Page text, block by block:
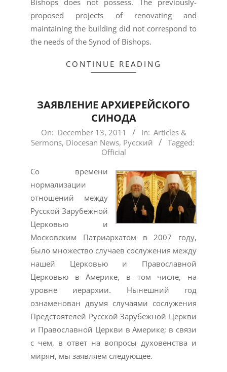
proposed projects of renovating and
maintaining the building did not correspond to
the needs of the Synod of Bishops.
CONTINUE READING
ЗАЯВЛЕНИЕ АРХИЕРЕЙСКОГО
СИНОДА
2011-
12-
On: December 13, 2011 In: Articles &
Sermons, Diocesan News, Русский
Tagged:
Official
Со времени
нормализации
отношений между
Русской Зарубежной
Церковью и
Московским Патриархатом в 2007 году,
было множество случаев сослужения между
нашей Церковью и Православной
Церковью в Америке, в том числе, на
уровне иерархии. Нынешний год
ознаменован двумя случаями сослужения
Предстоятелей Русской Зарубежной Церкви
и Православной Церкви в Америке; в связи
с чем, в ответ на вопросы духовенства и
мирян, мы заявляем следующее.